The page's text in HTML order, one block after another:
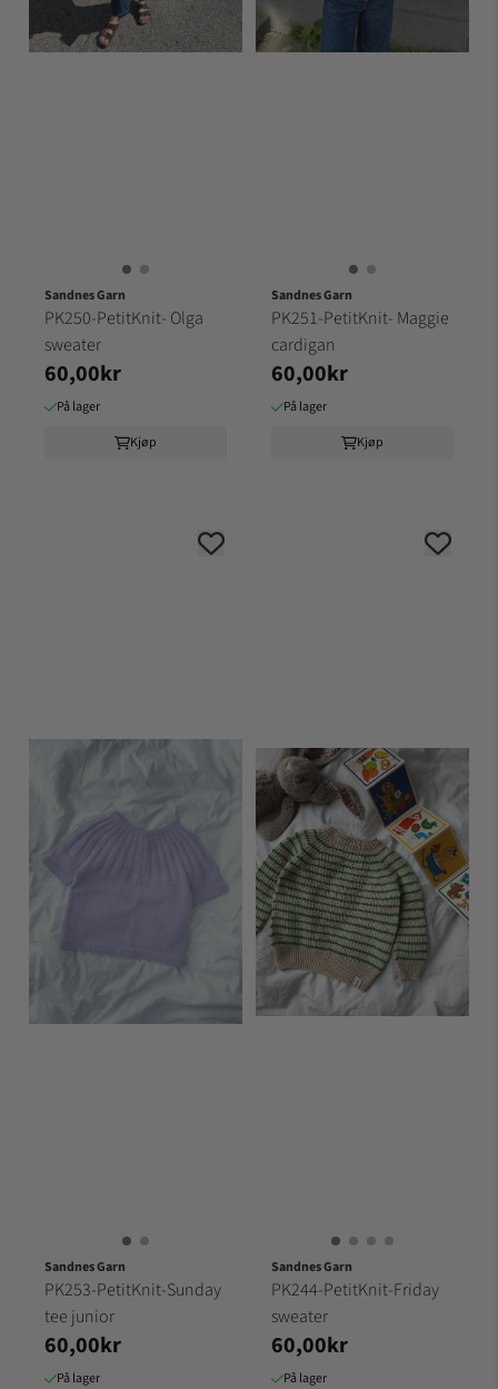
Sandnes Garn
PK250-PetitKnit- Olga
sweater
60,00kr
På lager
Kjøp
Sandnes Garn
PK251-PetitKnit- Maggie
cardigan
60,00kr
På lager
Kjøp
Sandnes Garn
PK253-PetitKnit-Sunday
tee junior
60,00kr
På lager
Sandnes Garn
PK244-PetitKnit-Friday
sweater
60,00kr
På lager